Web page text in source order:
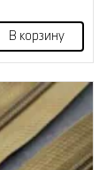
В корзину